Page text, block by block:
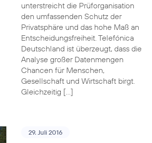
unterstreicht die Prüforganisation
den umfassenden Schutz der
Privatsphäre und das hohe Maß an
Entscheidungsfreiheit. Telefónica
Deutschland ist überzeugt, dass die
Analyse großer Datenmengen
Chancen für Menschen,
Gesellschaft und Wirtschaft birgt.
Gleichzeitig […]
29. Juli 2016